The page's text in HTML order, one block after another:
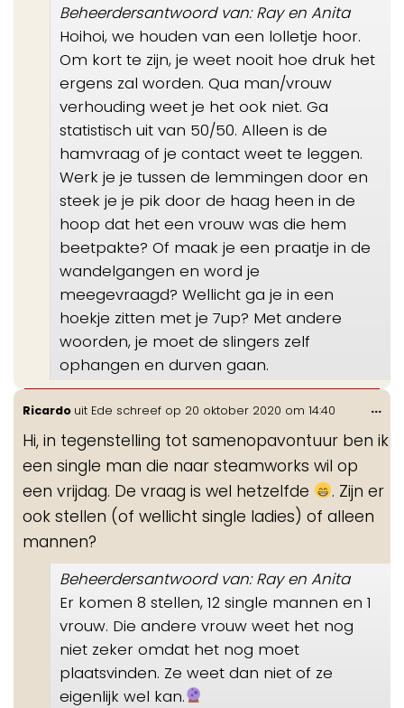
Beheerdersantwoord van: Ray en Anita
Hoihoi, we houden van een lolletje hoor.
Om kort te zijn, je weet nooit hoe druk het
ergens zal worden. Qua man/vrouw
verhouding weet je het ook niet. Ga
statistisch uit van 50/50. Alleen is de
hamvraag of je contact weet te leggen.
Werk je je tussen de lemmingen door en
steek je je pik door de haag heen in de
hoop dat het een vrouw was die hem
beetpakte? Of maak je een praatje in de
wandelgangen en word je
meegevraagd? Wellicht ga je in een
hoekje zitten met je 7up? Met andere
woorden, je moet de slingers zelf
ophangen en durven gaan.
Ricardo uit Ede schreef op 20 oktober 2020 om 14:40
Hi, in tegenstelling tot samenopavontuur ben ik
een single man die naar steamworks wil op
een vrijdag. De vraag is wel hetzelfde
. Zijn er
ook stellen (of wellicht single ladies) of alleen
mannen?
Beheerdersantwoord van: Ray en Anita
Er komen 8 stellen, 12 single mannen en 1
vrouw. Die andere vrouw weet het nog
niet zeker omdat het nog moet
plaatsvinden. Ze weet dan niet of ze
eigenlijk wel kan.
...